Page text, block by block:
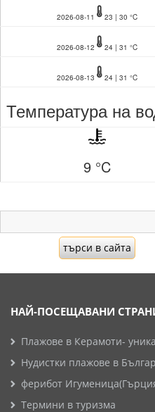
2026-08-11 23 | 30 °C
2026-08-12 24 | 31 °C
2026-08-13 24 | 31 °C
Температура на
9 °C
НАЙ-ПОСЕЩАВАНИ
Плажове в Керамоти-
Нудистки плажове в
ферибот
Термини в туризма